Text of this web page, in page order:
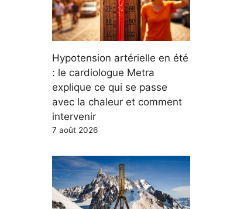
Hypotension artérielle en été
: le cardiologue Metra
explique ce qui se passe
avec la chaleur et comment
intervenir
7 août 2026